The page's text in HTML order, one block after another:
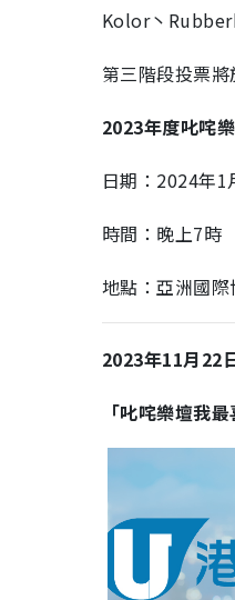
Kolor丶
第三階段投票
2023年度叱咤
日期：2024年1
時間：晚上7時
地點：亞洲國際
2023年11月22
「叱咤樂壇我